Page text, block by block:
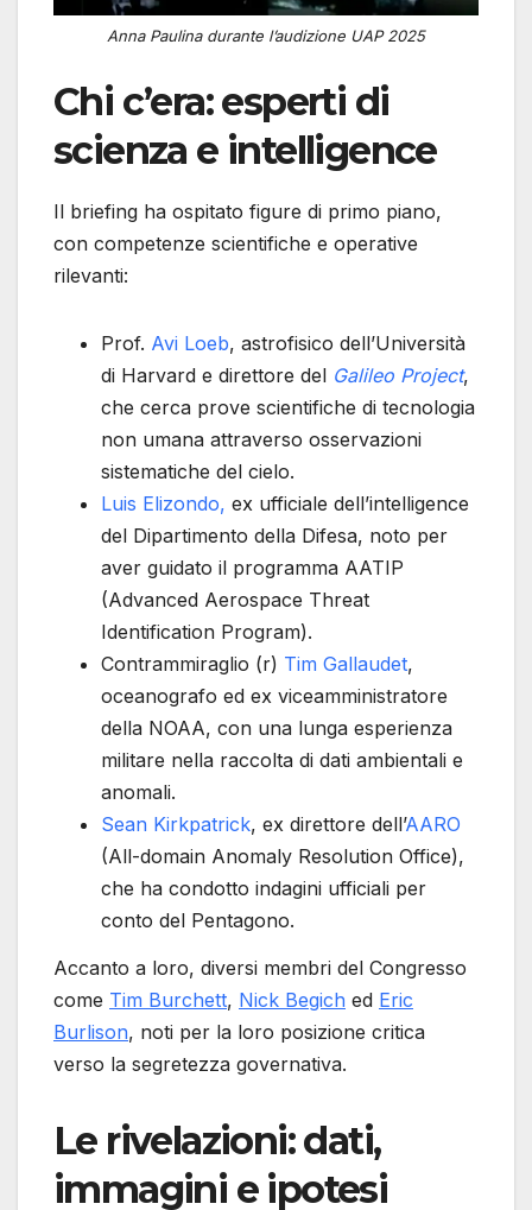
Anna Paulina durante l’audizione UAP 2025
Chi c’era: esperti di
scienza e intelligence
Il briefing ha ospitato figure di primo piano,
con competenze scientifiche e operative
rilevanti:
Prof. Avi Loeb, astrofisico dell’Università
di Harvard e direttore del Galileo Project,
che cerca prove scientifiche di tecnologia
non umana attraverso osservazioni
sistematiche del cielo.
Luis Elizondo, ex ufficiale dell’intelligence
del Dipartimento della Difesa, noto per
aver guidato il programma AATIP
(Advanced Aerospace Threat
Identification Program).
Contrammiraglio (r) Tim Gallaudet,
oceanografo ed ex viceamministratore
della NOAA, con una lunga esperienza
militare nella raccolta di dati ambientali e
anomali.
Sean Kirkpatrick, ex direttore dell’AARO
(All-domain Anomaly Resolution Office),
che ha condotto indagini ufficiali per
conto del Pentagono.
Accanto a loro, diversi membri del Congresso
come Tim Burchett, Nick Begich ed Eric
Burlison, noti per la loro posizione critica
verso la segretezza governativa.
Le rivelazioni: dati,
immagini e ipotesi